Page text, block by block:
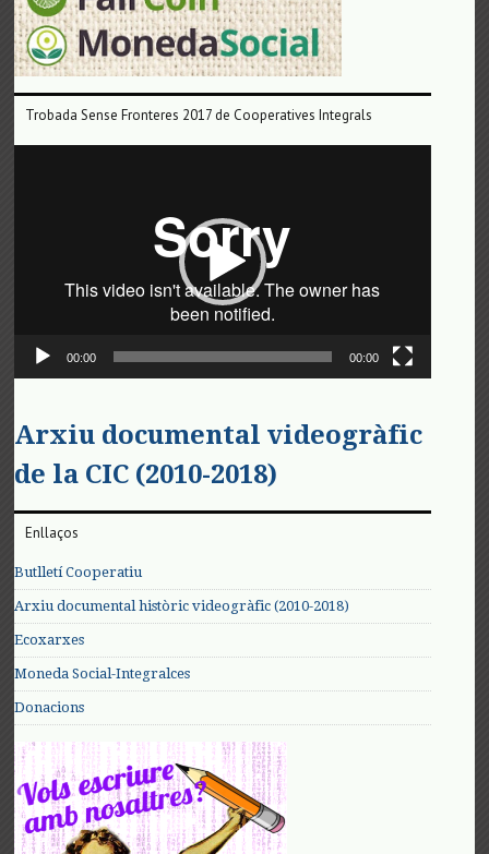
Trobada Sense Fronteres 2017 de Cooperatives Integrals
00:00 00:00
Arxiu documental videogràfic
de la CIC (2010-2018)
Enllaços
Butlletí Cooperatiu
Arxiu documental històric videogràfic (2010-2018)
Ecoxarxes
Moneda Social-Integralces
Donacions